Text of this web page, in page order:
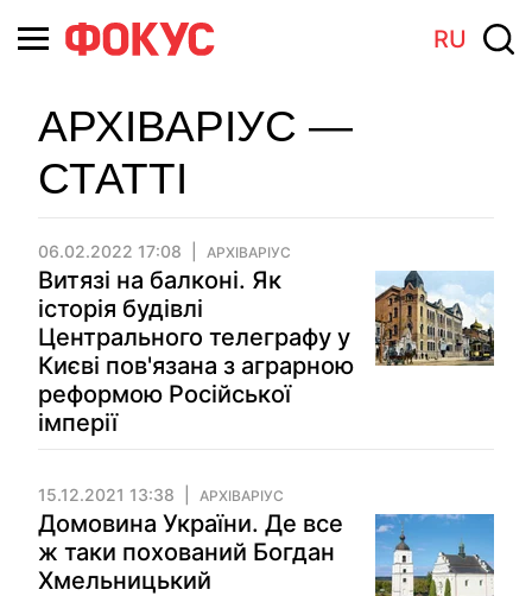
RU
АРХІВАРІУС —
СТАТТІ
06.02.2022 17:08 АРХІВАРІУС
Витязі на балконі. Як
історія будівлі
Центрального телеграфу у
Києві пов'язана з аграрною
реформою Російської
імперії
15.12.2021 13:38 АРХІВАРІУС
Домовина України. Де все
ж таки похований Богдан
Хмельницький